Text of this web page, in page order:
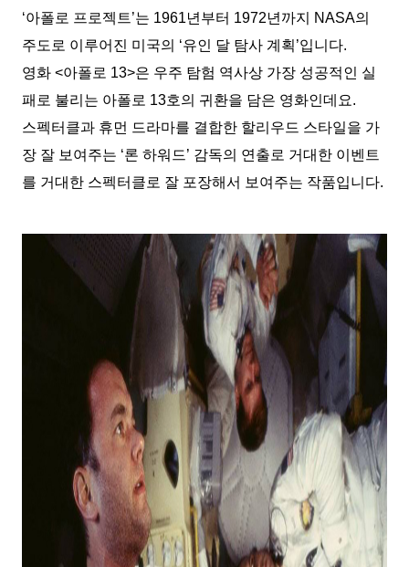
‘아폴로 프로젝트’는 1961년부터 1972년까지 NASA의
주도로 이루어진 미국의 ‘유인 달 탐사 계획’입니다.
영화 <아폴로 13>은 우주 탐험 역사상 가장 성공적인 실
패로 불리는 아폴로 13호의 귀환을 담은 영화인데요.
스펙터클과 휴먼 드라마를 결합한 할리우드 스타일을 가
장 잘 보여주는 ‘론 하워드’ 감독의 연출로 거대한 이벤트
를 거대한 스펙터클로 잘 포장해서 보여주는 작품입니다.